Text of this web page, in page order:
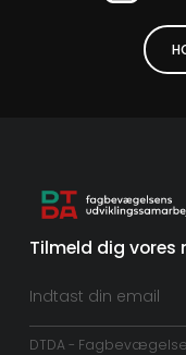
Tilmeld dig vores
DTDA -